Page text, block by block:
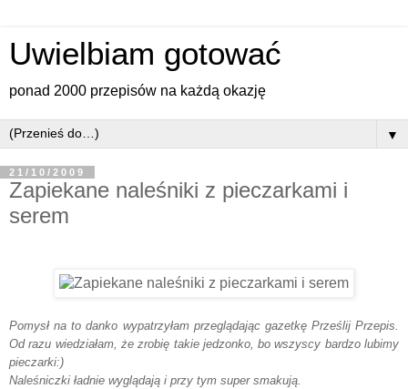
Uwielbiam gotować
ponad 2000 przepisów na każdą okazję
▼
21/10/2009
Zapiekane naleśniki z pieczarkami i
serem
Pomysł na to danko wypatrzyłam przeglądając gazetkę Prześlij Przepis.
Od razu wiedziałam, że zrobię takie jedzonko, bo wszyscy bardzo lubimy
pieczarki:)
Naleśniczki ładnie wyglądają i przy tym super smakują.